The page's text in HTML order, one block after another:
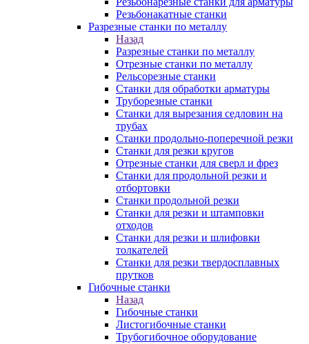
Резьбонакатные станки
Разрезные станки по металлу
Назад
Разрезные станки по металлу
Отрезные станки по металлу
Рельсорезные станки
Станки для обработки арматуры
Труборезные станки
Станки для вырезания седловин на
трубаx
Станки продольно-поперечной резки
Станки для резки кругов
Отрезные станки для сверл и фрез
Станки для продольной резки и
отбортовки
Станки продольной резки
Станки для резки и штамповки
отходов
Станки для резки и шлифовки
толкателей
Станки для резки твердосплавных
прутков
Гибочные станки
Назад
Гибочные станки
Листогибочные станки
Трубогибочное оборудование